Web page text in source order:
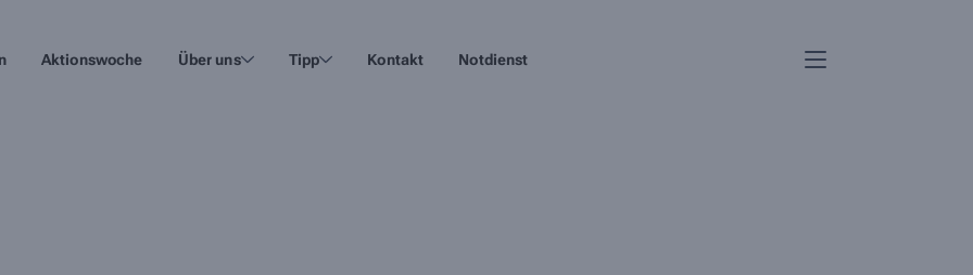
Aktionswoche Über uns Tipp Kontakt Notdienst